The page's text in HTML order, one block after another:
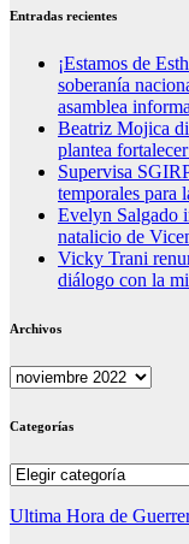
Entradas recientes
¡Estamos de
soberanía
asamblea
Beatriz Mojica
plantea
Supervisa
temporales para
Evelyn Salgado
natalicio de
Vicky Trani
diálogo con la
Archivos
Archivos
Categorías
Categorías
Ultima Hora de